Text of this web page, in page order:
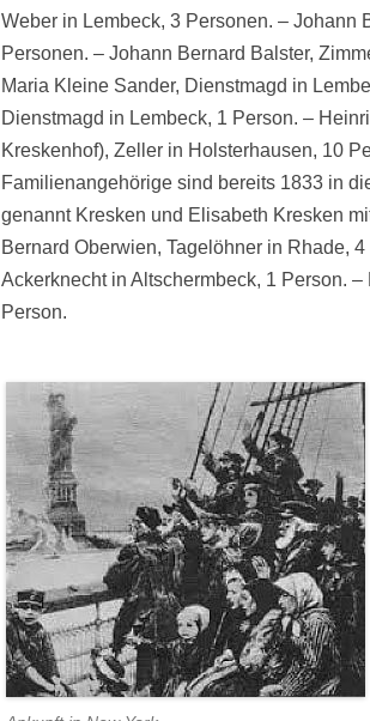
Weber in Lembeck, 3 Personen. – Johann
Personen. – Johann Bernard Balster,
Maria Kleine Sander, Dienstmagd in
Dienstmagd in Lembeck, 1 Person. –
Kreskenhof), Zeller in Holsterhausen, 10
Familienangehörige sind bereits 1833 in
genannt Kresken und Elisabeth Kresken
Bernard Oberwien, Tagelöhner in Rhade,
Ackerknecht in Altschermbeck, 1 Person.
Person.